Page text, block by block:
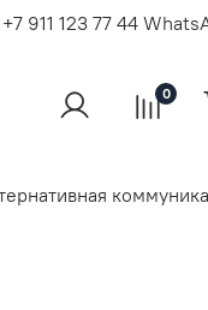
+7 911 123 77 44
0